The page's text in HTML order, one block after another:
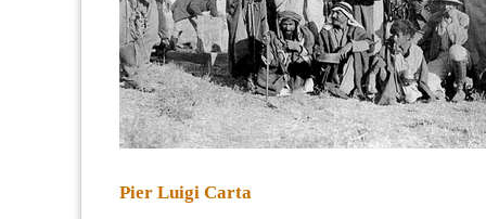
Pier Luigi Carta